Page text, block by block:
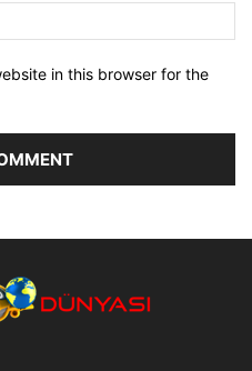
in this browser for the